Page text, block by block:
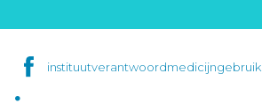
instituutverantwoordmedicijngebruik